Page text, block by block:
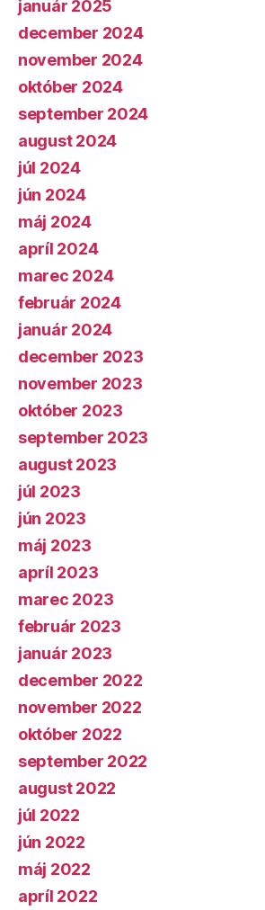
január 2025
december 2024
november 2024
október 2024
september 2024
august 2024
júl 2024
jún 2024
máj 2024
apríl 2024
marec 2024
február 2024
január 2024
december 2023
november 2023
október 2023
september 2023
august 2023
júl 2023
jún 2023
máj 2023
apríl 2023
marec 2023
február 2023
január 2023
december 2022
november 2022
október 2022
september 2022
august 2022
júl 2022
jún 2022
máj 2022
apríl 2022